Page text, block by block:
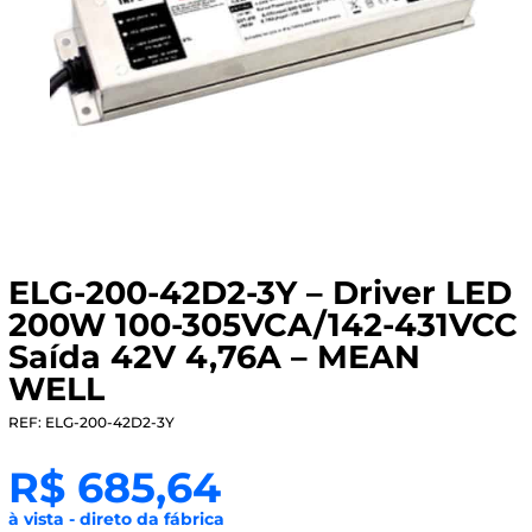
ELG-200-42D2-3Y – Driver LED
200W 100-305VCA/142-431VCC
Saída 42V 4,76A – MEAN
WELL
REF: ELG-200-42D2-3Y
R$685,64
à vista - direto da fábrica